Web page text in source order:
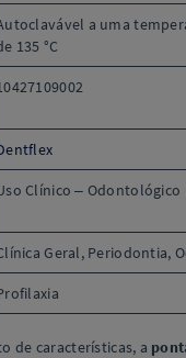
a uma
135 °C
Clínico – Odontológico
Geral, Periodontia,
de características, a